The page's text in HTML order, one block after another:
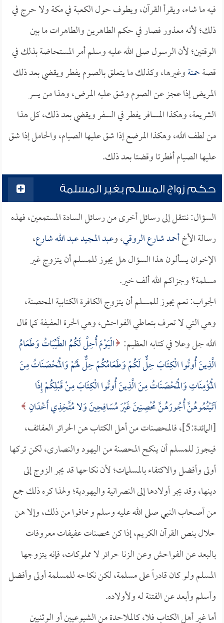
فيه ما شاء، ويقرأ القرآن، ويطوف حول الكعبة في مكة ولا حرج في
ذلك؛ لأنه معذور فصار في حكم الطاهرين والطاهرات ما بين
الوقتين؛ لأن الرسول صلى الله عليه وسلم أمر المستحاضة بذلك في
قصةحمنةوغيرها، وكذلك ما يتعلق بالصوم يفطر ويقضي بعد ذلك
المريض إذا عجز عن الصوم وشق عليه المرض، وهذا من يسر
الشريعة، وهكذا المسافر يفطر في السفر ويقضي بعد ذلك، كل هذا
من لطف الله، وهكذا المرضع إذا شق عليها الصيام، والحامل إذا شق
عليها الصيام أفطرتا وقضتا بعد ذلك.
حكم زواج المسلم بغير المسلمة
السؤال: ننتقل إلى رسائل أخرى من رسائل السادة المستمعين، فهذه
رسالة الأخأحمد شارع الروقي، وعبد المجيد عبد الله شارع،
الإخوان يسألون هذا السؤال هل يجوز للمسلم أن يتزوج غير
مسلمة؟ وجزاكم الله ألف خير.
الجواب: نعم يجوز للمسلم أن يتزوج الكافرة الكتابية المحصنة،
وهي التي لا تعرف بتعاطي الفواحش، وهي الحرة العفيفة كما قال
الله جل وعلا في كتابه العظيم: الْيَوْمَ أُحِلَّ لَكُمُ الطَّيِّبَاتُ وَطَعَامُ
الَّذِينَ أُوتُوا الْكِتَابَ حِلٌّ لَكُمْ وَطَعَامُكُمْ حِلٌّ لَهُمْ وَالْمُحْصَنَاتُ مِنَ
الْمُؤْمِنَاتِ وَالْمُحْصَنَاتُ مِنَ الَّذِينَ أُوتُوا الْكِتَابَ مِنْ قَبْلِكُمْ إِذَا
آتَيْتُمُوهُنَّ أُجُورَهُنَّ مُحْصِنِينَ غَيْرَ مُسَافِحِينَ وَلا مُتَّخِذِي أَخْدَانٍ
[المائدة:5]، فالمحصنات من أهل الكتاب هن الحرائر العفائف،
فيجوز للمسلم أن ينكح المحصنة من اليهود والنصارى، لكن تركها
أولى وأفضل والاكتفاء بالمسلمات؛ لأن نكاحها قد يجر الزوج إلى
دينها، وقد يجر أولادها إلى النصرانية واليهودية؛ ولهذا كره ذلك جمع
من أصحاب النبي صلى الله عليه وسلم وخافوا من ذلك، وإلا هن
حلال بنص القرآن الكريم، إذا كن محصنات عفيفات معروفات
بالبعد عن الفواحش وعن الزنا حرائر لا مملوكات، فإنه يتزوجها
المسلم ولو كان قادراً على مسلمة، لكن نكاحه للمسلمة أولى وأفضل
وأسلم وأبعد عن الفتنة له ولأولاده.
أما غير أهل الكتاب فلا، كالملاحدة من الشيوعيين أو الوثنيين